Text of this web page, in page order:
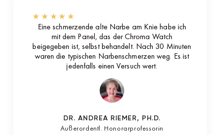
★ ★ ★ ★ ★
Eine schmerzende alte Narbe am Knie habe ich
mit dem Panel, das der Chroma Watch
beigegeben ist, selbst behandelt. Nach 30 Minuten
waren die typischen Narbenschmerzen weg. Es ist
jedenfalls einen Versuch wert.
DR. ANDREA RIEMER, PH.D.
Außerordentl. Honorarprofessorin